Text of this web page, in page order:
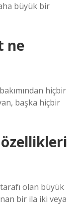
büyük bir
ne
hiçbir
başka hiçbir
olan büyük
bir ila iki veya